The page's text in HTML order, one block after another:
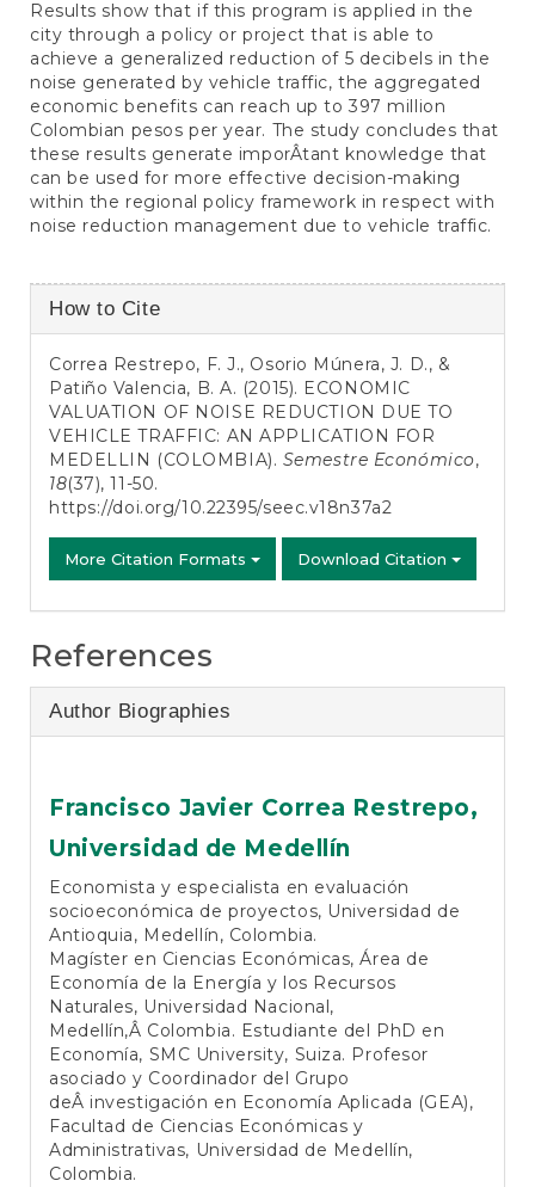
Results show that if this program is applied in the
city through a policy or project that is able to
achieve a generalized reduction of 5 decibels in the
noise generated by vehicle traffic, the aggregated
economic benefits can reach up to 397 million
Colombian pesos per year. The study concludes that
these results generate imporÂ­tant knowledge that
can be used for more effective decision-making
within the regional policy framework in respect with
noise reduction management due to vehicle traffic.
Article
Details
How to Cite
Correa Restrepo, F. J., Osorio Múnera, J. D., &
Patiño Valencia, B. A. (2015). ECONOMIC
VALUATION OF NOISE REDUCTION DUE TO
VEHICLE TRAFFIC: AN APPLICATION FOR
MEDELLIN (COLOMBIA). Semestre Económico,
18(37), 11-50.
https://doi.org/10.22395/seec.v18n37a2
More Citation Formats Download Citation
References
Author Biographies
Francisco Javier Correa Restrepo,
Universidad de Medellín
Economista y especialista en evaluación
socioeconómica de proyectos, Universidad de
Antioquia, Medellín, Colombia.
Magíster en Ciencias Económicas, Área de
Economía de la Energía y los Recursos
Naturales, Universidad Nacional,
Medellín,Â Colombia. Estudiante del PhD en
Economía, SMC University, Suiza. Profesor
asociado y Coordinador del Grupo
deÂ investigación en Economía Aplicada (GEA),
Facultad de Ciencias Económicas y
Administrativas, Universidad de Medellín,
Colombia.